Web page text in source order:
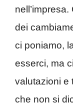
dei
ci poniamo,
esserci, ma
valutazioni e
che non si